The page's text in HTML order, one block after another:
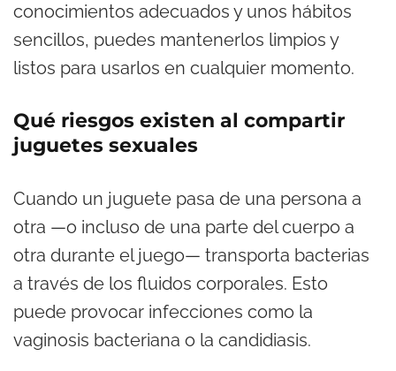
conocimientos adecuados y unos hábitos
sencillos, puedes mantenerlos limpios y
listos para usarlos en cualquier momento.
Qué riesgos existen al compartir
juguetes sexuales
Cuando un juguete pasa de una persona a
otra —o incluso de una parte del cuerpo a
otra durante el juego— transporta bacterias
a través de los fluidos corporales. Esto
puede provocar infecciones como la
vaginosis bacteriana o la candidiasis.